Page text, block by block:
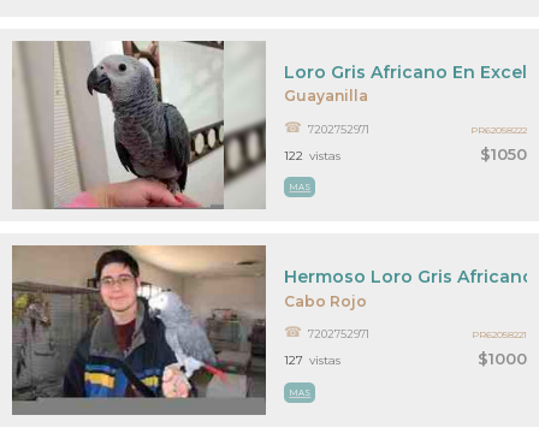
Guayanilla
$1050
Loro Gris Africano En
7202752971
MAS
122 vistas
PR62058222
Cabo Rojo
$1000
Hermoso Loro Gris Africano
7202752971
MAS
127 vistas
PR62058221